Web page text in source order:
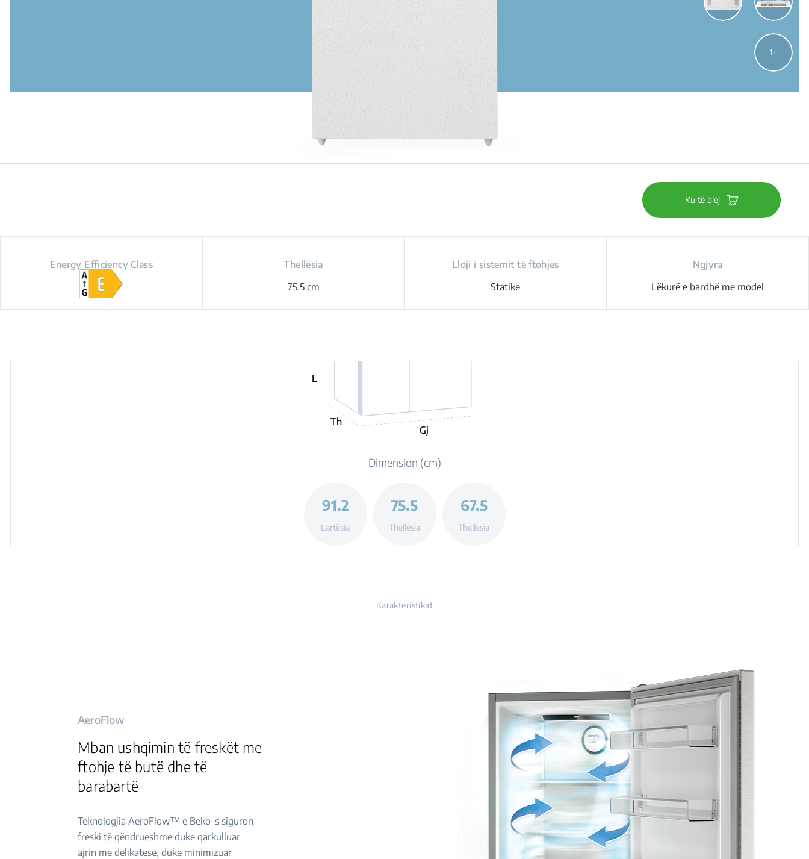
1
Ku të blej
Energy Efficiency Class
Thellësia
75.5 cm
Lloji i sistemit të ftohjes
Statike
Ngjyra
Lëkurë e bardhë me model
L
Th
Gj
Dimension (cm)
91.2
Lartësia
75.5
Thellësia
67.5
Thellësia
Karakteristikat
AeroFlow
Mban ushqimin të freskët me
ftohje të butë dhe të
barabartë
Teknologjia AeroFlow™ e Beko-s siguron
freski të qëndrueshme duke qarkulluar
ajrin me delikatesë, duke minimizuar